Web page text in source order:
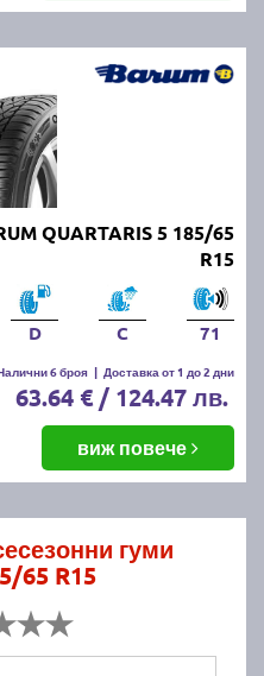
QUARTARIS 5 185/65
R15
D C 71
6 броя | Доставка от 1 до 2 дни
63.64 € / 124.47 лв.
виж повече
гуми
65 R15